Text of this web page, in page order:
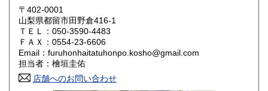
岡山県
山口県 800円
香川県 800円 愛媛県
高知県 800円
〒402-0001
山梨県都留市田野倉416-1
ＴＥＬ：050-3590-4483
ＦＡＸ：0554-23-6606
Email：furuhonhaitatuhonpo.kosho@gmail.com
担当者：檜垣圭佑
店舗へのお問い合わせ